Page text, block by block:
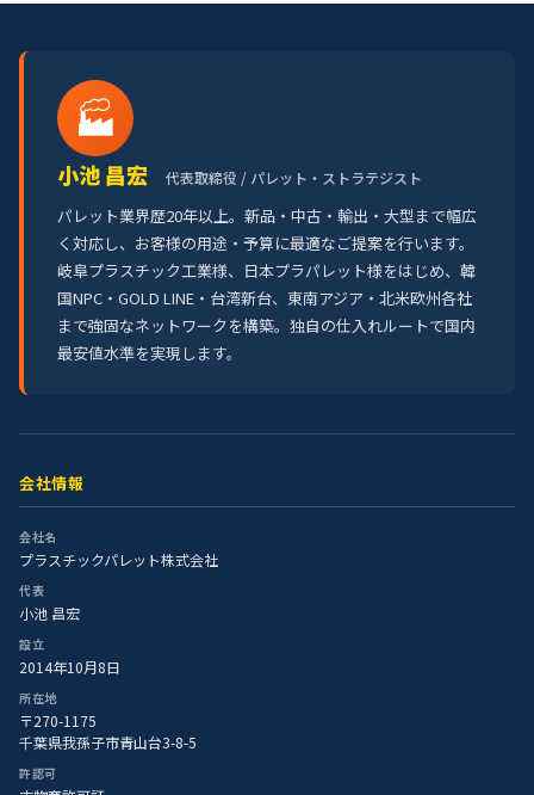
🏭
小池 昌宏 代表取締役 / パレット・ストラテジスト
パレット業界歴20年以上。新品・中古・輸出・大型まで幅広
く対応し、お客様の用途・予算に最適なご提案を行います。
岐阜プラスチック工業様、日本プラパレット様をはじめ、韓
国NPC・GOLD LINE・台湾新台、東南アジア・北米欧州各社
まで強固なネットワークを構築。独自の仕入れルートで国内
最安値水準を実現します。
会社情報
会社名
プラスチックパレット株式会社
代表
小池 昌宏
設立
2014年10月8日
所在地
〒270-1175
千葉県我孫子市青山台3-8-5
許認可